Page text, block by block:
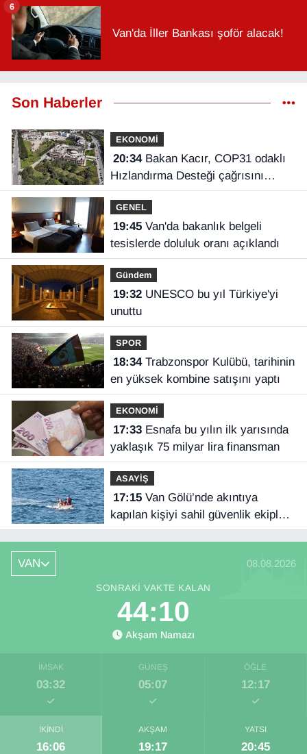
Van'da İller Bankası şoför alacak!
6
Son Haberler
EKONOMİ
20:34Bakan Kacır, COP31 odaklı
Hızlandırma Desteği çağrısını
açıkladı
GENEL
19:45Van'da bakanlık belgeli
tesislerde doluluk oranı açıklandı
Gündem
19:32UNESCO bu yıl Türkiye'yi
unuttu
SPOR
18:34Trabzonspor Kulübü, tarihinin
en yüksek kombine satışını yaptı
EKONOMİ
17:33Esnafa bu yılın ilk yarısında
yaklaşık 75 milyar lira finansman
ASAYİŞ
17:15Van Gölü’nde akıntıya
kapılan kişiyi sahil güvenlik ekipleri
kurtardı
VAN 08.08.2026
SONRAKI VAKTE KALAN
44:09
Akşam Namazı
İMSAK
03:32
GÜNEŞ
05:07
ÖĞLE
12:17
İKINDI
16:06
AKŞAM
19:17
YATSI
20:45